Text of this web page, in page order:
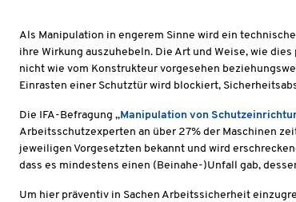
Als Manipulation in engerem Sinne wird ein
ihre Wirkung auszuhebeln. Die Art und Weise, wie
nicht wie vom Konstrukteur vorgesehen
Einrasten einer Schutztür wird blockiert,
Die IFA-Befragung „Manipulation von
Arbeitsschutzexperten an über 27% der Maschinen
jeweiligen Vorgesetzten bekannt und wird
dass es mindestens einen (Beinahe-)Unfall gab,
Um hier präventiv in Sachen Arbeitssicherheit